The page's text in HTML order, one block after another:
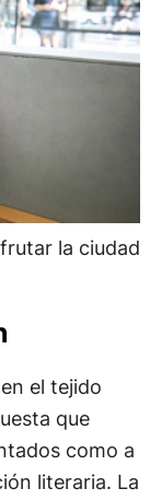
la ciudad
el tejido
que
como a
literaria. La